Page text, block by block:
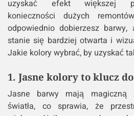
uzyskać efekt większej
konieczności dużych
odpowiednio dobierzesz barwy,
stanie się bardziej otwarta i
Jakie kolory wybrać, by uzyskać
1. Jasne kolory to klucz
Jasne barwy mają magiczną
światła, co sprawia, że